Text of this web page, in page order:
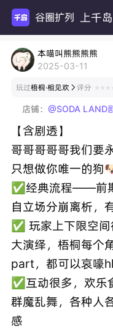
谷圈扩列 上千岛
本喵叫熊熊熊熊
2025-03-11
玩过梧桐·相见欢  评分
店铺： @SODA LAND
【含剧透】
哥哥哥哥哥我们要
只想做你唯一的狗
✅经典流程——前
自立场分崩离析，
✅ 玩家上下限空
大演绎，梧桐每个
part，都可以哀嚎
✅互动很多，欢乐
群魔乱舞，各种人
感